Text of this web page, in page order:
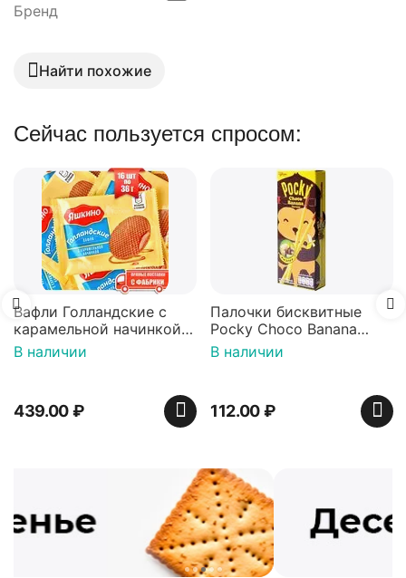
Бренд
Найти похожие
Сейчас пользуется спросом:
Вафли Голландские с
карамельной начинкой
16 шт по 36 г ТМ Яшкино
В наличии
439.00₽
Палочки бисквитные
Pocky Choco Banana
25гр
В наличии
112.00₽